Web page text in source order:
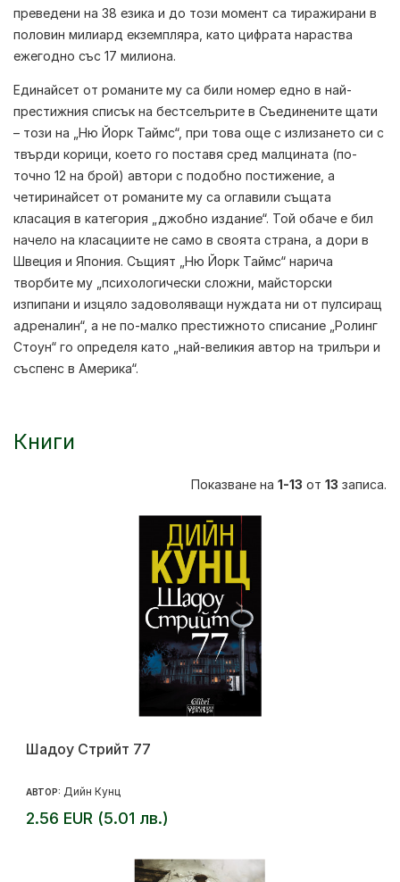
преведени на 38 езика и до този момент са тиражирани в
половин милиард екземпляра, като цифрата нараства
ежегодно със 17 милиона.
Единайсет от романите му са били номер едно в най-
престижния списък на бестселърите в Съединените щати
– този на „Ню Йорк Таймс“, при това още с излизането си с
твърди корици, което го поставя сред малцината (по-
точно 12 на брой) автори с подобно постижение, а
четиринайсет от романите му са оглавили същата
класация в категория „джобно издание“. Той обаче е бил
начело на класациите не само в своята страна, а дори в
Швеция и Япония. Същият „Ню Йорк Таймс“ нарича
творбите му „психологически сложни, майсторски
изпипани и изцяло задоволяващи нуждата ни от пулсиращ
адреналин“, а не по-малко престижното списание „Ролинг
Стоун“ го определя като „най-великия автор на трилъри и
съспенс в Америка“.
Книги
Показване на 1-13 от 13 записа.
Шадоу Стрийт 77
АВТОР: Дийн Кунц
2.56 EUR (5.01 лв.)